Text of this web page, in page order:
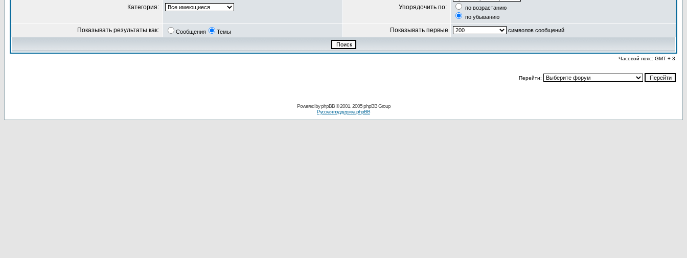
Категория: Упорядочить по:
по возрастанию
по убыванию
Показывать результаты как: Сообщения Темы Показывать первые символов сообщений
Часовой пояс: GMT + 3
Перейти:
Powered byphpBB© 2001, 2005 phpBB Group
Русская поддержка phpBB